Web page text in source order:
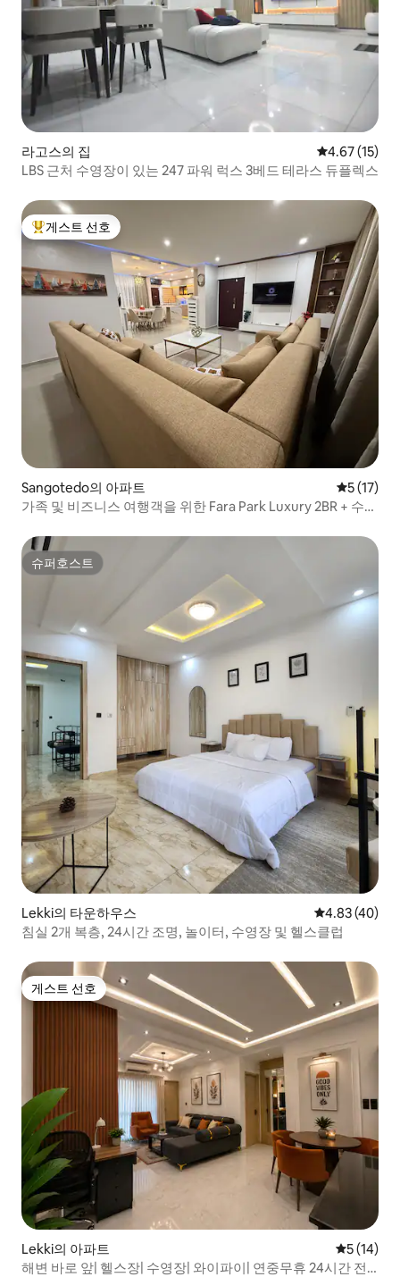
라고스의 집 평점 4.67점
4.67 (15)
LBS 근처 수영장이 있는 247 파워 럭스 3베드 테라스 듀플렉스
상위 게스트 선호
게스트 선호
Sangotedo의 아파트 평점 5점
5 (17)
가족 및 비즈니스 여행객을 위한 Fara Park Luxury 2BR + 수영
슈퍼호스트
슈퍼호스트
Lekki의 타운하우스 평점 4.83점(5
4.83 (40)
침실 2개 복층, 24시간 조명, 놀이터, 수영장 및 헬스클럽
게스트 선호
게스트 선호
Lekki의 아파트 평점 5점
5 (14)
해변 바로 앞| 헬스장| 수영장| 와이파이| 연중무휴 24시간 전